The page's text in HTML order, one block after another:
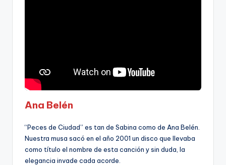
Ana Belén
“Peces de Ciudad” es tan de Sabina como de Ana Belén.
Nuestra musa sacó en el año 2001 un disco que llevaba
como título el nombre de esta canción y sin duda, la
elegancia invade cada acorde.